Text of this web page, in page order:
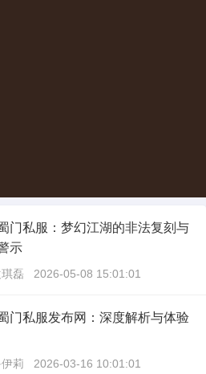
门私服：梦幻江湖的非法复刻与
示
琪磊 2026-05-08 15:01:01
门私服发布网：深度解析与体验
莉 2026-03-16 10:01:01